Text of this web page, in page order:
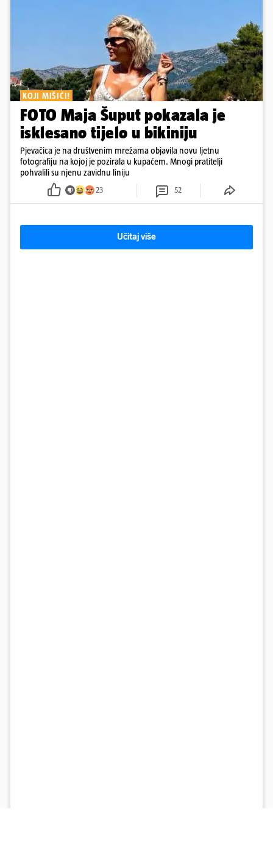
KOJI MIŠIĆI!
FOTO Maja Šuput pokazala je
isklesano tijelo u bikiniju
Pjevačica je na društvenim mrežama objavila novu ljetnu
fotografiju na kojoj je pozirala u kupaćem. Mnogi pratitelji
pohvalili su njenu zavidnu liniju
23 52
Učitaj više